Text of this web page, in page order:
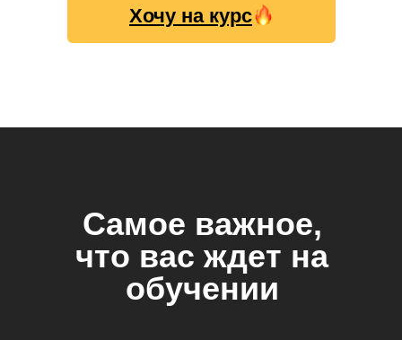
Хочу на курс
Самое важное,
что вас ждет на
обучении